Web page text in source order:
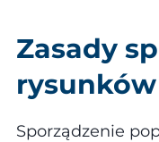
Zasady
rysunków
Sporządzenie